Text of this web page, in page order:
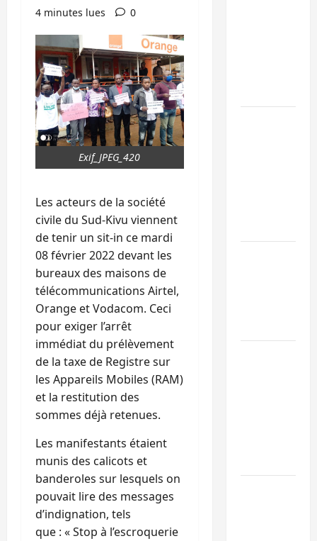
4 minutes lues
0
Exif_JPEG_420
Les acteurs de la société
civile du Sud-Kivu viennent
de tenir un sit-in ce mardi
08 février 2022 devant les
bureaux des maisons de
télécommunications Airtel,
Orange et Vodacom. Ceci
pour exiger l’arrêt
immédiat du prélèvement
de la taxe de Registre sur
les Appareils Mobiles (RAM)
et la restitution des
sommes déjà retenues.
Les manifestants étaient
munis des calicots et
banderoles sur lesquels on
pouvait lire des messages
d’indignation, tels
que : « Stop à l’escroquerie